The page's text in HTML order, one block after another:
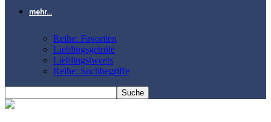
mehr…
Reihe: Favoriten
Lieblingsgetröte
Lieblingstweets
Reihe: Suchbegriffe